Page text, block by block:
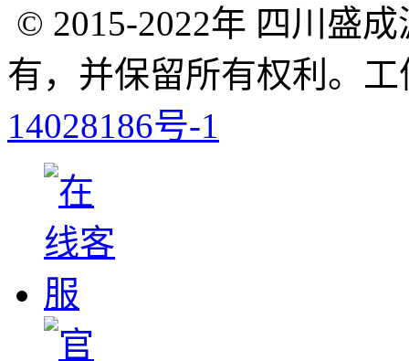
© 2015-2022年 四川盛
有，并保留所有权利。
14028186号-1